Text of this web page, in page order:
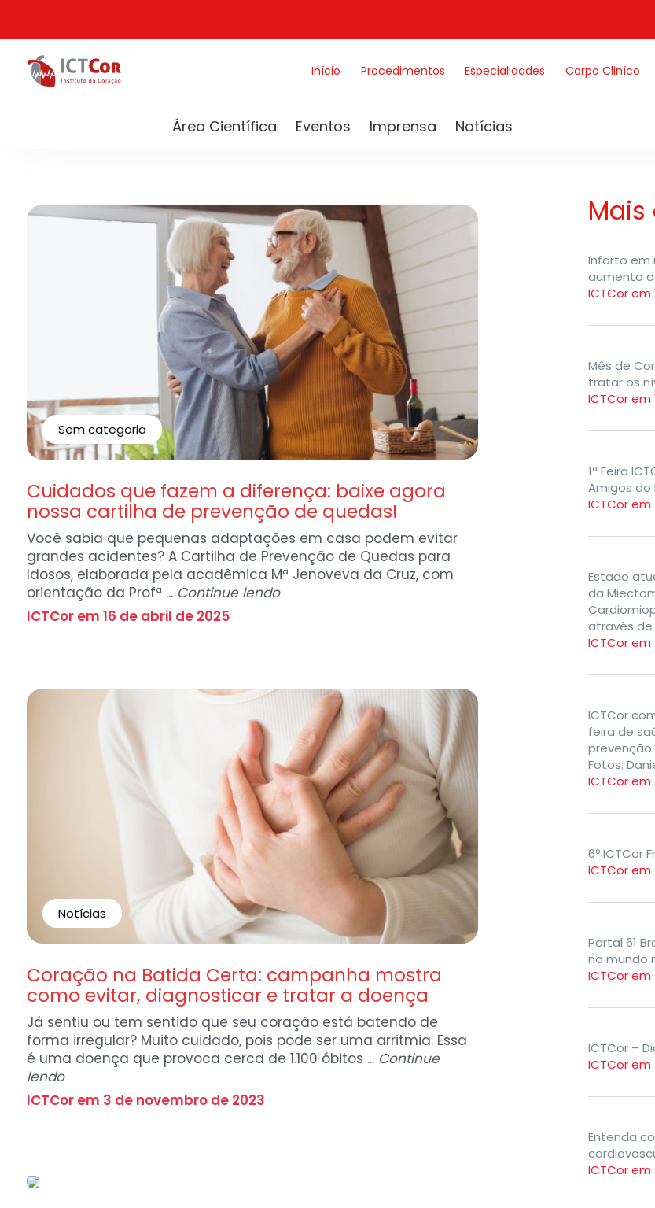
Corpo Cliníco
Especialidades
Procedimentos
Início
Área Científica Eventos Imprensa Notícias
Sem categoria
Cuidados que fazem a diferença: baixe agora
nossa cartilha de prevenção de quedas!
Você sabia que pequenas adaptações em casa podem evitar
grandes acidentes? A Cartilha de Prevenção de Quedas para
Idosos, elaborada pela acadêmica Mª Jenoveva da Cruz, com
orientação da Profª ... Continue lendo
ICTCor em 16 de abril de 2025
Notícias
Coração na Batida Certa: campanha mostra
como evitar, diagnosticar e tratar a doença
Já sentiu ou tem sentido que seu coração está batendo de
forma irregular? Muito cuidado, pois pode ser uma arritmia. Essa
é uma doença que provoca cerca de 1.100 óbitos ... Continue
lendo
ICTCor em 3 de novembro de 2023
Mais
Infarto em
aumento
ICTCor em
Mês de
tratar os
ICTCor em
1ª Feira
Amigos do
ICTCor em
Estado
da
através
ICTCor em
ICTCor
feira de
prevenção
Fotos:
ICTCor em
6º ICTCor
ICTCor em
Portal 61
no mundo
ICTCor em
ICTCor –
ICTCor em
Entenda
ICTCor